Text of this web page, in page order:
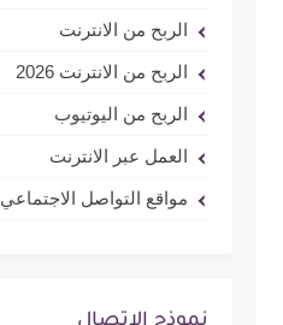
الربح من الانترنت
الربح من الانترنت 2026
الربح من اليوتيوب
العمل عبر الانترنت
مواقع التواصل الاجتماعي